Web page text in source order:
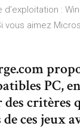
:
aimez
PC,
critères
ces jeux